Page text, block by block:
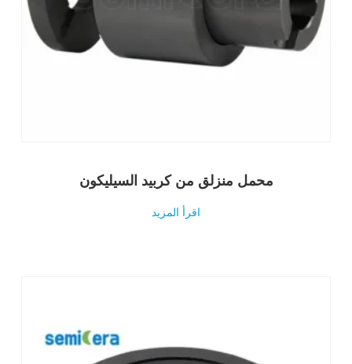
محمل منزلق من كربيد السيليكون
اقرأ المزيد